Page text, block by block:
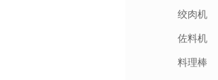
绞肉机
佐料机
料理棒